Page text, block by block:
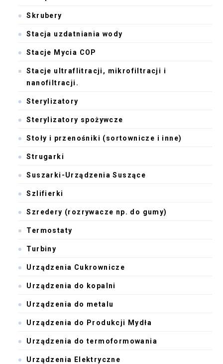
Skrubery
Stacja uzdatniania wody
Stacje Mycia COP
Stacje ultraflitracji, mikrofiltracji i
nanofiltracji.
Sterylizatory
Sterylizatory spożywcze
Stoły i przenośniki (sortownicze i inne)
Strugarki
Suszarki-Urządzenia Suszące
Szlifierki
Szredery (rozrywacze np. do gumy)
Termostaty
Turbiny
Urządzenia Cukrownicze
Urządzenia do kopalni
Urządzenia do metalu
Urządzenia do Produkcji Mydła
Urządzenia do termoformowania
Urządzenia Elektryczne